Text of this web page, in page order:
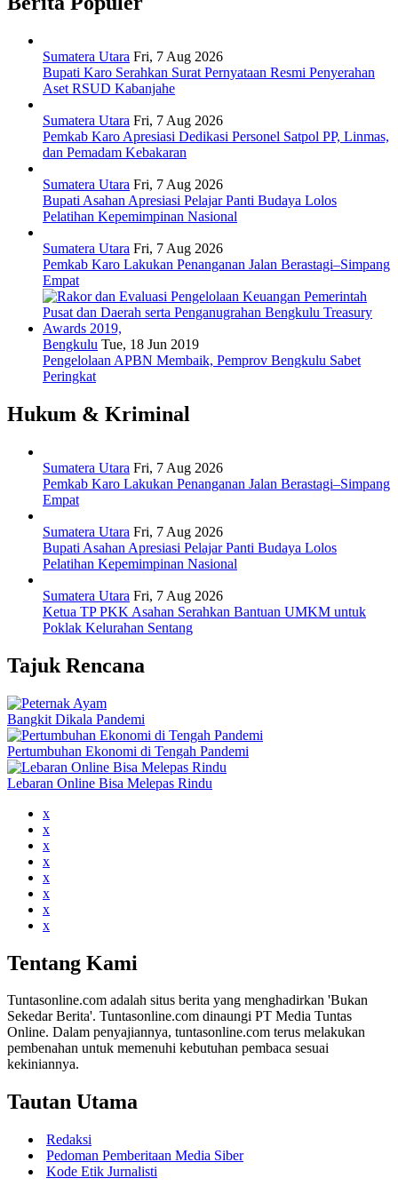
Sumatera Utara Fri, 7 Aug 2026
Bupati Karo Serahkan Surat Pernyataan Resmi Penyerahan
Aset RSUD Kabanjahe
Sumatera Utara Fri, 7 Aug 2026
Pemkab Karo Apresiasi Dedikasi Personel Satpol PP, Linmas,
dan Pemadam Kebakaran
Sumatera Utara Fri, 7 Aug 2026
Bupati Asahan Apresiasi Pelajar Panti Budaya Lolos
Pelatihan Kepemimpinan Nasional
Sumatera Utara Fri, 7 Aug 2026
Pemkab Karo Lakukan Penanganan Jalan Berastagi–Simpang
Empat
Bengkulu Tue, 18 Jun 2019
Pengelolaan APBN Membaik, Pemprov Bengkulu Sabet
Peringkat
Hukum & Kriminal
Sumatera Utara Fri, 7 Aug 2026
Pemkab Karo Lakukan Penanganan Jalan Berastagi–Simpang
Empat
Sumatera Utara Fri, 7 Aug 2026
Bupati Asahan Apresiasi Pelajar Panti Budaya Lolos
Pelatihan Kepemimpinan Nasional
Sumatera Utara Fri, 7 Aug 2026
Ketua TP PKK Asahan Serahkan Bantuan UMKM untuk
Poklak Kelurahan Sentang
Tajuk Rencana
Bangkit Dikala Pandemi
Pertumbuhan Ekonomi di Tengah Pandemi
Lebaran Online Bisa Melepas Rindu
x
x
x
x
x
x
x
x
Tentang Kami
Tuntasonline.com adalah situs berita yang menghadirkan 'Bukan
Sekedar Berita'. Tuntasonline.com dinaungi PT Media Tuntas
Online. Dalam penyajiannya, tuntasonline.com terus melakukan
pembenahan untuk memenuhi kebutuhan pembaca sesuai
kekiniannya.
Tautan Utama
Redaksi
Pedoman Pemberitaan Media Siber
Kode Etik Jurnalisti